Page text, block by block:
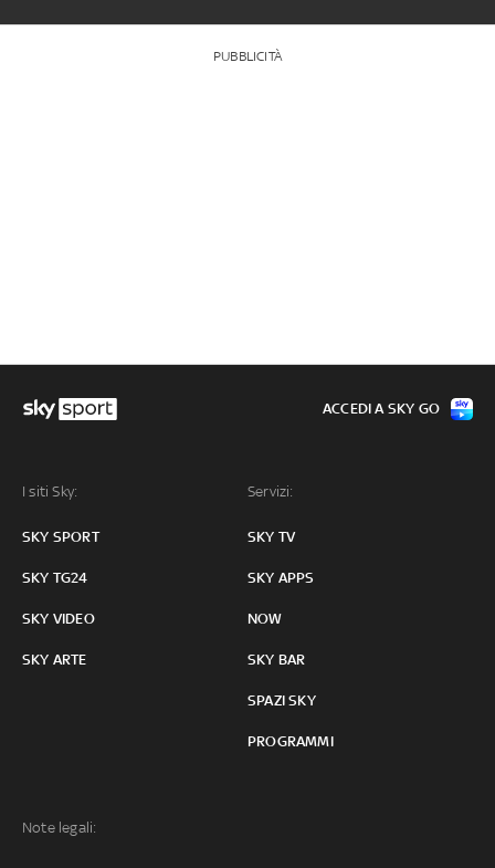
PUBBLICITÀ
I siti Sky:
SKY SPORT
SKY TG24
SKY VIDEO
SKY ARTE
Servizi:
SKY TV
SKY APPS
NOW
SKY BAR
SPAZI SKY
PROGRAMMI
Note legali:
ACCEDI A SKY GO